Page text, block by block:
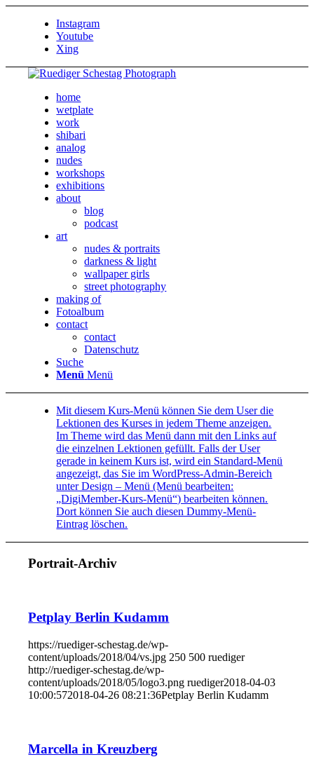
Instagram
Youtube
Xing
home
wetplate
work
shibari
analog
nudes
workshops
exhibitions
about
blog
podcast
art
nudes & portraits
darkness & light
wallpaper girls
street photography
making of
Fotoalbum
contact
contact
Datenschutz
Suche
Menü Menü
Mit diesem Kurs-Menü können Sie dem User die
Lektionen des Kurses in jedem Theme anzeigen.
Im Theme wird das Menü dann mit den Links auf
die einzelnen Lektionen gefüllt. Falls der User
gerade in keinem Kurs ist, wird ein Standard-Menü
angezeigt, das Sie im WordPress-Admin-Bereich
unter Design – Menü (Menü bearbeiten:
„DigiMember-Kurs-Menü“) bearbeiten können.
Dort können Sie auch diesen Dummy-Menü-
Eintrag löschen.
Portrait-Archiv
Petplay Berlin Kudamm
https://ruediger-schestag.de/wp-
content/uploads/2018/04/vs.jpg 250 500 ruediger
http://ruediger-schestag.de/wp-
content/uploads/2018/05/logo3.png ruediger2018-04-03
10:00:572018-04-26 08:21:36Petplay Berlin Kudamm
Marcella in Kreuzberg